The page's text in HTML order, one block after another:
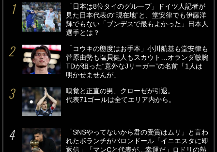
「日本は8位タイのグループ」ドイツ人記者が
見た日本代表の“現在地”と、堂安律でも伊藤洋
輝でもない「ブンデスで最もよかった」日本人
選手とは？
「コウキの態度はお手本」小川航基も堂安律も
菅原由勢も塩貝健人もスカウト…オランダ敏腕
TDが狙った“意外なJリーガー”の名前「1人は
明かせませんが」
嗅覚と正直の男、クローゼが引退。
代表71ゴールは全てエリア内から。
「SNSやってないから君の受賞はムリ」と言わ
れたボランチがバロンドール「イニエスタに即
返信」「マンCと代表が…幸運だ」ロドリの熱